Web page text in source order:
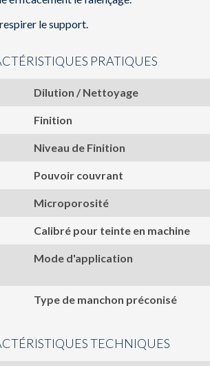
le support.
PRATIQUES
Dilution / Nettoyage
Finition
Niveau de Finition
Pouvoir couvrant
Microporosité
Calibré pour teinte en machine
Mode d'application
Type de manchon préconisé
TECHNIQUES